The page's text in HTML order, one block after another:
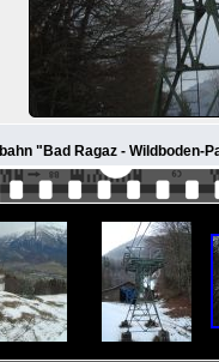
"Bad Ragaz - Wildboden-